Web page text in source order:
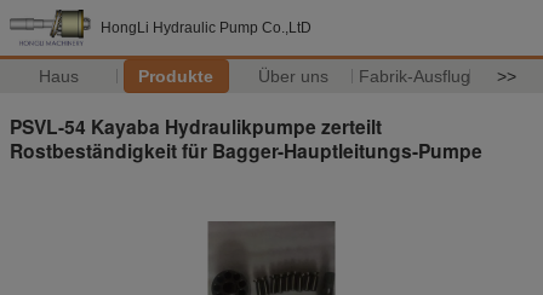
HongLi Hydraulic Pump Co.,LtD
Haus Produkte Über uns Fabrik-Ausflug >>
PSVL-54 Kayaba Hydraulikpumpe zerteilt
Rostbeständigkeit für Bagger-Hauptleitungs-Pumpe